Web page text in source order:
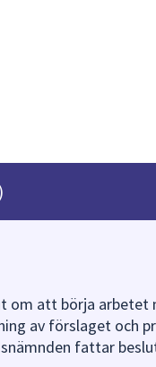
att börja arbetet
av förslaget och
fattar